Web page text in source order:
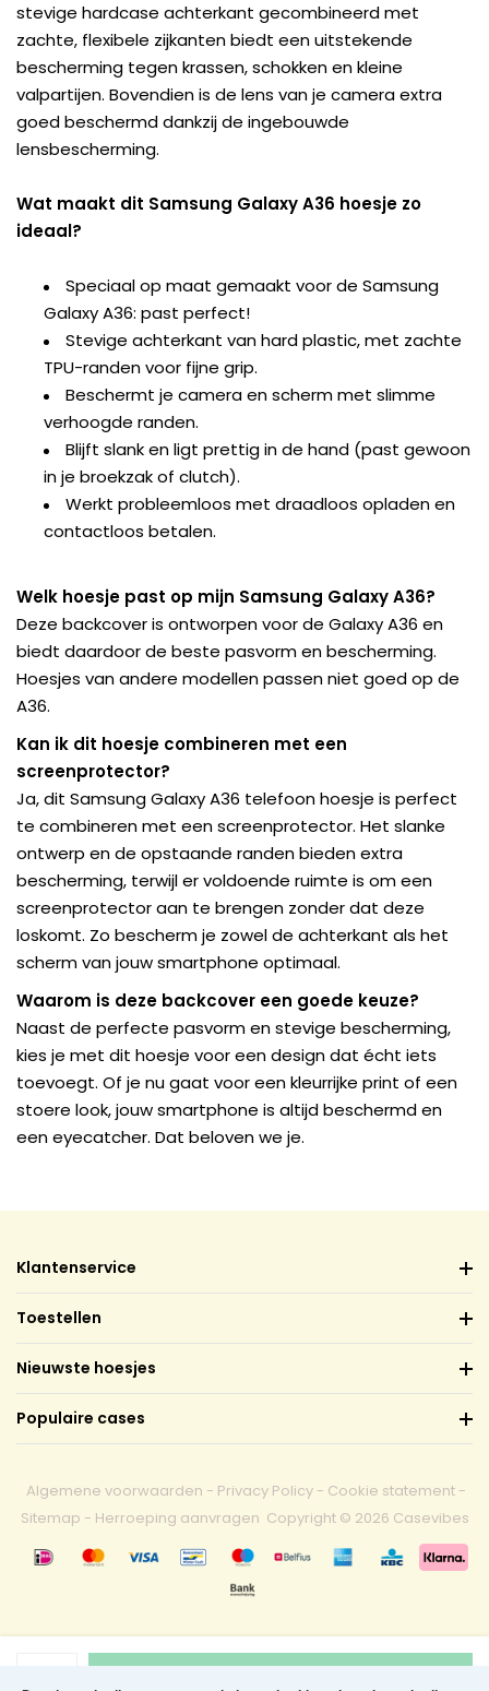
stevige hardcase achterkant gecombineerd met
zachte, flexibele zijkanten biedt een uitstekende
bescherming tegen krassen, schokken en kleine
valpartijen. Bovendien is de lens van je camera extra
goed beschermd dankzij de ingebouwde
lensbescherming.
Wat maakt dit Samsung Galaxy A36 hoesje zo
ideaal?
Speciaal op maat gemaakt voor de Samsung
Galaxy A36: past perfect!
Stevige achterkant van hard plastic, met zachte
TPU-randen voor fijne grip.
Beschermt je camera en scherm met slimme
verhoogde randen.
Blijft slank en ligt prettig in de hand (past gewoon
in je broekzak of clutch).
Werkt probleemloos met draadloos opladen en
contactloos betalen.
Welk hoesje past op mijn Samsung Galaxy A36?
Deze backcover is ontworpen voor de Galaxy A36 en
biedt daardoor de beste pasvorm en bescherming.
Hoesjes van andere modellen passen niet goed op de
A36.
Kan ik dit hoesje combineren met een
screenprotector?
Ja, dit Samsung Galaxy A36 telefoon hoesje is perfect
te combineren met een screenprotector. Het slanke
ontwerp en de opstaande randen bieden extra
bescherming, terwijl er voldoende ruimte is om een
screenprotector aan te brengen zonder dat deze
loskomt. Zo bescherm je zowel de achterkant als het
scherm van jouw smartphone optimaal.
Waarom is deze backcover een goede keuze?
Naast de perfecte pasvorm en stevige bescherming,
kies je met dit hoesje voor een design dat écht iets
toevoegt. Of je nu gaat voor een kleurrijke print of een
stoere look, jouw smartphone is altijd beschermd en
een eyecatcher. Dat beloven we je.
Klantenservice
Toestellen
Nieuwste hoesjes
Populaire cases
Algemene voorwaarden - Privacy Policy - Cookie statement -
Sitemap - Herroeping aanvragen Copyright © 2026 Casevibes